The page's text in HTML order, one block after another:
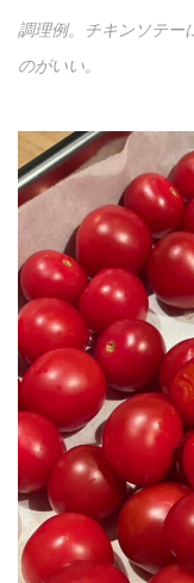
調理例。チキンソテー
のがいい。